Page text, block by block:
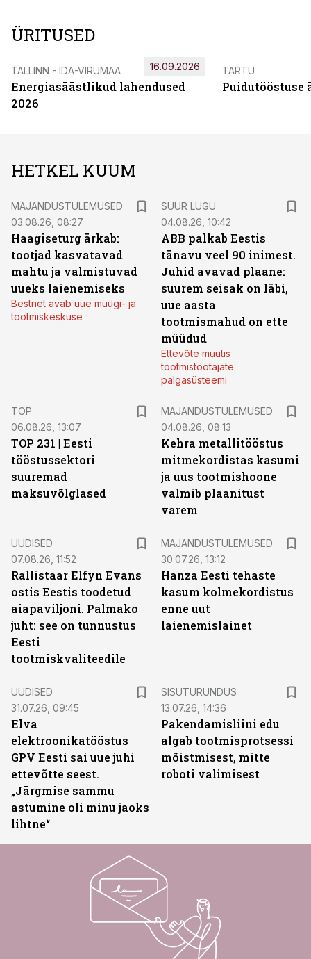
ÜRITUSED
TALLINN - IDA-VIRUMAA
Energiasäästlikud lahendused
2026
16.09.2026 TARTU
Puidutööstuse
HETKEL KUUM
MAJANDUSTULEMUSED
03.08.26, 08:27
Haagiseturg ärkab:
tootjad kasvatavad
mahtu ja valmistuvad
uueks laienemiseks
Bestnet avab uue müügi- ja
tootmiskeskuse
SUUR LUGU
04.08.26, 10:42
ABB palkab Eestis
tänavu veel 90 inimest.
Juhid avavad plaane:
suurem seisak on läbi,
uue aasta
tootmismahud on ette
müüdud
Ettevõte muutis
tootmistöötajate
palgasüsteemi
TOP
06.08.26, 13:07
TOP 231 | Eesti
tööstussektori
suuremad
maksuvõlglased
MAJANDUSTULEMUSED
04.08.26, 08:13
Kehra metallitööstus
mitmekordistas kasumi
ja uus tootmishoone
valmib plaanitust
varem
UUDISED
07.08.26, 11:52
Rallistaar Elfyn Evans
ostis Eestis toodetud
aiapaviljoni. Palmako
juht: see on tunnustus
Eesti
tootmiskvaliteedile
MAJANDUSTULEMUSED
30.07.26, 13:12
Hanza Eesti tehaste
kasum kolmekordistus
enne uut
laienemislainet
UUDISED
31.07.26, 09:45
Elva
elektroonikatööstus
GPV Eesti sai uue juhi
ettevõtte seest.
„Järgmise sammu
astumine oli minu jaoks
lihtne“
SISUTURUNDUS
13.07.26, 14:36
Pakendamisliini edu
algab tootmisprotsessi
mõistmisest, mitte
roboti valimisest